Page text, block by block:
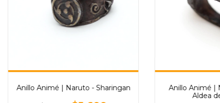
Anillo Animé | Naruto - Sharingan
Anillo Animé |
Aldea